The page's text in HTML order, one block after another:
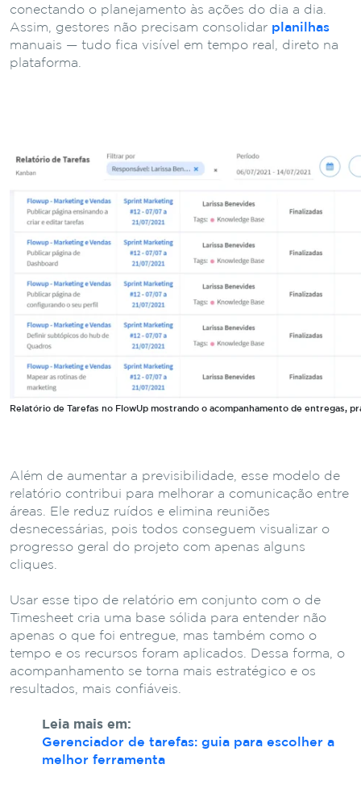
conectando o planejamento às ações do dia a dia.
Assim, gestores não precisam consolidar planilhas
manuais — tudo fica visível em tempo real, direto na
plataforma.
Relatório de Tarefas no FlowUp mostrando o acompanhamento de entregas,
Além de aumentar a previsibilidade, esse modelo de
relatório contribui para melhorar a comunicação entre
áreas. Ele reduz ruídos e elimina reuniões
desnecessárias, pois todos conseguem visualizar o
progresso geral do projeto com apenas alguns
cliques.
Usar esse tipo de relatório em conjunto com o de
Timesheet cria uma base sólida para entender não
apenas o que foi entregue, mas também como o
tempo e os recursos foram aplicados. Dessa forma, o
acompanhamento se torna mais estratégico e os
resultados, mais confiáveis.
Leia mais em:
Gerenciador de tarefas: guia para escolher a
melhor ferramenta